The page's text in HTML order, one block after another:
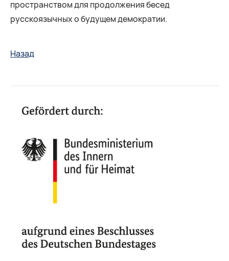
пространством для продолжения бесед
русскоязычных о будущем демократии.
Назад